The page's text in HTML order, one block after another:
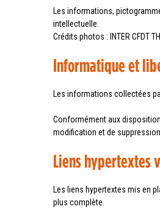
Les informations,
intellectuelle.
Crédits photos : INTER CFDT
Informatique et
Les informations collectées
Conformément aux
modification et de
Liens hypertextes
Les liens hypertextes mis en
plus complète.